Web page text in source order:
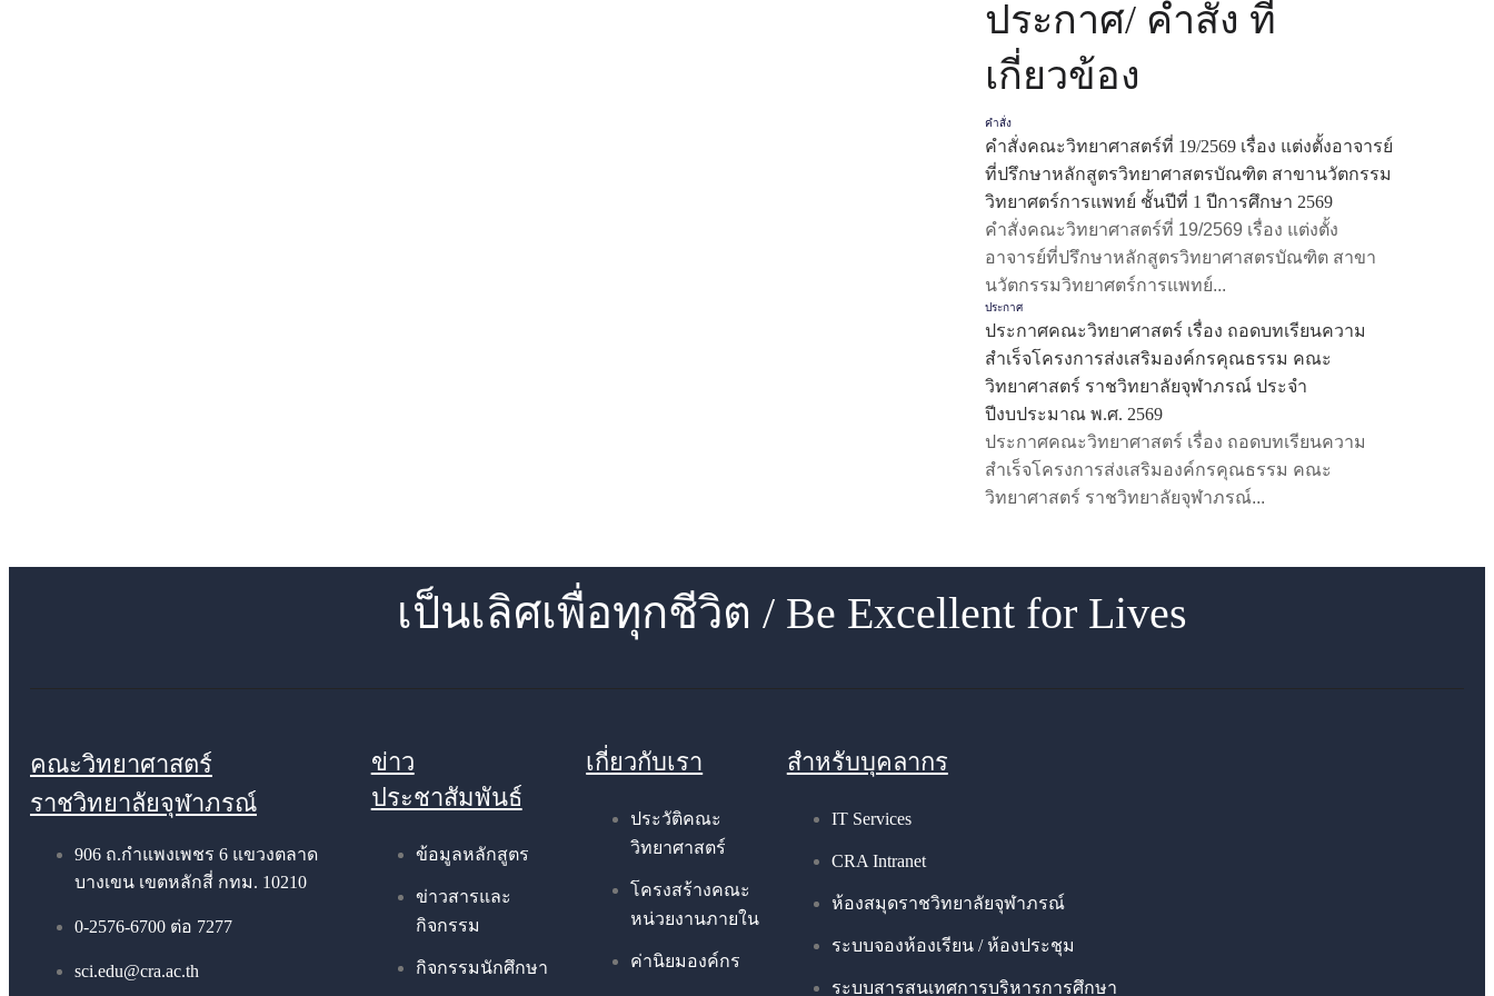
ประกาศ/ คำสั่ง ที่
เกี่ยวข้อง
คำสั่ง
คำสั่งคณะวิทยาศาสตร์ที่ 19/2569 เรื่อง แต่งตั้งอาจารย์
ที่ปรึกษาหลักสูตรวิทยาศาสตรบัณฑิต สาขานวัตกรรม
วิทยาศตร์การแพทย์ ชั้นปีที่ 1 ปีการศึกษา 2569​
คำสั่งคณะวิทยาศาสตร์ที่ 19/2569 เรื่อง แต่งตั้ง
อาจารย์ที่ปรึกษาหลักสูตรวิทยาศาสตรบัณฑิต สาขา
นวัตกรรมวิทยาศตร์การแพทย์...
ประกาศ
ประกาศคณะวิทยาศาสตร์ เรื่อง ถอดบทเรียนความ
สำเร็จโครงการส่งเสริมองค์กรคุณธรรม คณะ
วิทยาศาสตร์ ราชวิทยาลัยจุฬาภรณ์ ประจำ
ปีงบประมาณ พ.ศ. 2569
ประกาศคณะวิทยาศาสตร์ เรื่อง ถอดบทเรียนความ
สำเร็จโครงการส่งเสริมองค์กรคุณธรรม คณะ
วิทยาศาสตร์ ราชวิทยาลัยจุฬาภรณ์...
เป็นเลิศเพื่อทุกชีวิต / Be Excellent for Lives
คณะวิทยาศาสตร์
ราชวิทยาลัยจุฬาภรณ์
906 ถ.กำแพงเพชร 6 แขวงตลาด
บางเขน เขตหลักสี่ กทม. 10210
0-2576-6700 ต่อ 7277
sci.edu@cra.ac.th
ข่าว
ประชาสัมพันธ์
ข้อมูลหลักสูตร
ข่าวสารและ
กิจกรรม
กิจกรรมนักศึกษา
เกี่ยวกับเรา
ประวัติคณะ
วิทยาศาสตร์
โครงสร้างคณะ
หน่วยงานภายใน
ค่านิยมองค์กร
สำหรับบุคลากร
IT Services
CRA Intranet
ห้องสมุดราชวิทยาลัยจุฬาภรณ์
ระบบจองห้องเรียน / ห้องประชุม
ระบบสารสนเทศการบริหารการศึกษา